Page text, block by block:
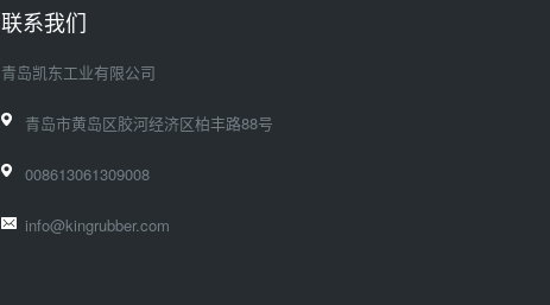
联系我们
青岛凯东工业有限公司
青岛市黄岛区胶河经济区柏丰路88号
008613061309008
info@kingrubber.com